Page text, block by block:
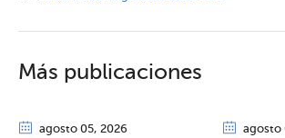
Más publicaciones
agosto 05, 2026 agosto